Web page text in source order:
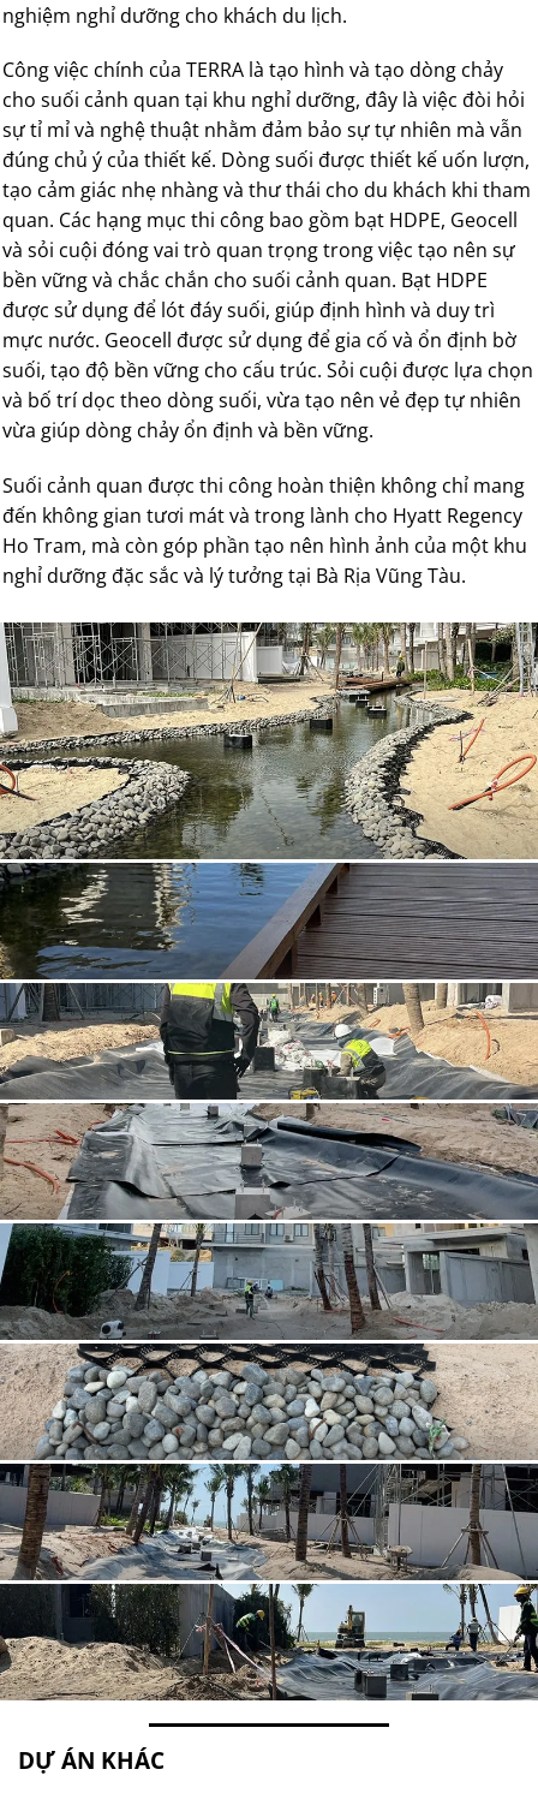
nghiệm nghỉ dưỡng cho khách du lịch.
Công việc chính của TERRA là tạo hình và tạo dòng chảy
cho suối cảnh quan tại khu nghỉ dưỡng, đây là việc đòi hỏi
sự tỉ mỉ và nghệ thuật nhằm đảm bảo sự tự nhiên mà vẫn
đúng chủ ý của thiết kế. Dòng suối được thiết kế uốn lượn,
tạo cảm giác nhẹ nhàng và thư thái cho du khách khi tham
quan. Các hạng mục thi công bao gồm bạt HDPE, Geocell
và sỏi cuội đóng vai trò quan trọng trong việc tạo nên sự
bền vững và chắc chắn cho suối cảnh quan. Bạt HDPE
được sử dụng để lót đáy suối, giúp định hình và duy trì
mực nước. Geocell được sử dụng để gia cố và ổn định bờ
suối, tạo độ bền vững cho cấu trúc. Sỏi cuội được lựa chọn
và bố trí dọc theo dòng suối, vừa tạo nên vẻ đẹp tự nhiên
vừa giúp dòng chảy ổn định và bền vững.
Suối cảnh quan được thi công hoàn thiện không chỉ mang
đến không gian tươi mát và trong lành cho Hyatt Regency
Ho Tram, mà còn góp phần tạo nên hình ảnh của một khu
nghỉ dưỡng đặc sắc và lý tưởng tại Bà Rịa Vũng Tàu.
DỰ ÁN KHÁC